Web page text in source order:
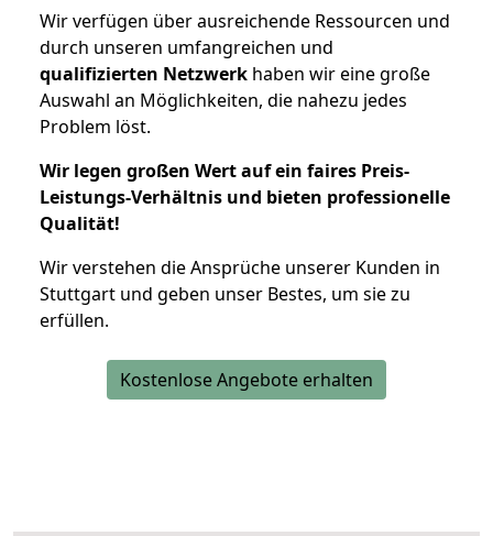
Wir verfügen über ausreichende Ressourcen und
durch unseren umfangreichen und
qualifizierten Netzwerk haben wir eine große
Auswahl an Möglichkeiten, die nahezu jedes
Problem löst.
Wir legen großen Wert auf ein faires Preis-
Leistungs-Verhältnis und bieten professionelle
Qualität!
Wir verstehen die Ansprüche unserer Kunden in
Stuttgart und geben unser Bestes, um sie zu
erfüllen.
Kostenlose Angebote erhalten